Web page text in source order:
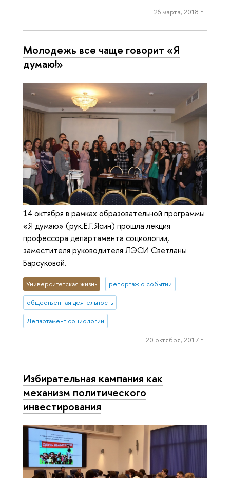
26 марта, 2018 г.
Молодежь все чаще говорит «Я
думаю!»
14 октября в рамках образовательной программы
«Я думаю» (рук.Е.Г.Ясин) прошла лекция
профессора департамента социологии,
заместителя руководителя ЛЭСИ Светланы
Барсуковой.
Университетская жизнь репортаж о событии
общественная деятельность
Департамент социологии
20 октября, 2017 г.
Избирательная кампания как
механизм политического
инвестирования